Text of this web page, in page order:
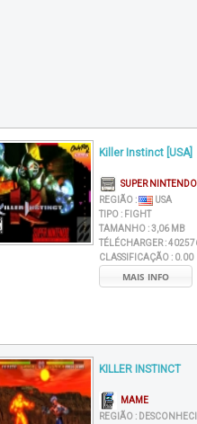
Killer Instinct [USA]
SUPER NINTENDO
REGIÃO :
USA
TIPO : FIGHT
TAMANHO :3,06 MB
TÉLÉCHARGER :
CLASSIFICAÇÃO : 0.00
MAIS INFO
KILLER INSTINCT
MAME
REGIÃO :